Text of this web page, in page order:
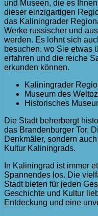
und Museen, die es
dieser einzigartigen
das Kaliningrader
Werke russischer und
werden. Es lohnt sich
besuchen, wo Sie etwas
erfahren und die reiche
erkunden können.
Kaliningrader
Museum des
Historisches
Die Stadt beherbergt
das Brandenburger Tor.
Denkmäler, sondern
Kultur Kaliningrads.
In Kaliningrad ist immer
Spannendes los. Die
Stadt bieten für jeden
Geschichte und Kultur
Entdeckung und eine